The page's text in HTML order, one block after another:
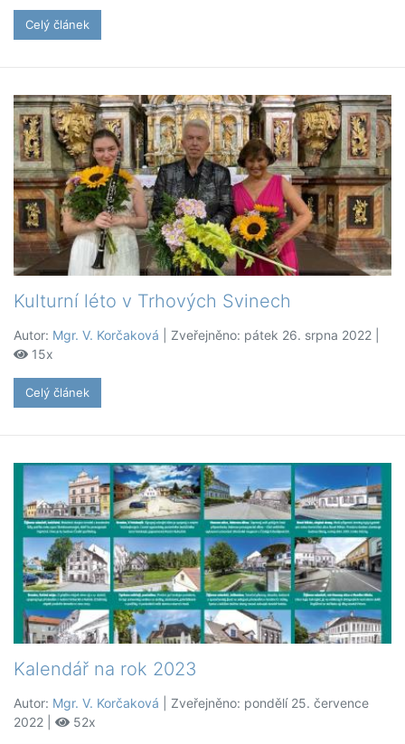
Celý článek
Kulturní léto v Trhových Svinech
Autor: Mgr. V. Korčaková | Zveřejněno: pátek 26. srpna 2022 |
15x
Celý článek
Kalendář na rok 2023
Autor: Mgr. V. Korčaková | Zveřejněno: pondělí 25. července
2022 |
52x